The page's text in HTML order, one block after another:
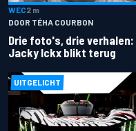
WEC2 m
DOOR TÉHA COURBON
Drie foto's, drie verhalen:
Jacky Ickx blikt terug
UITGELICHT